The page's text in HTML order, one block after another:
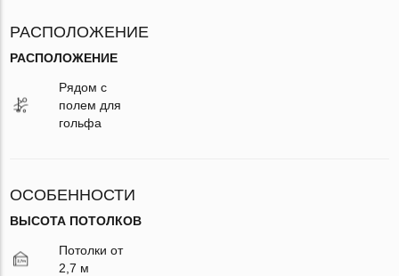
РАСПОЛОЖЕНИЕ
РАСПОЛОЖЕНИЕ
Рядом с
полем для
гольфа
ОСОБЕННОСТИ
ВЫСОТА ПОТОЛКОВ
Потолки от
2,7 м